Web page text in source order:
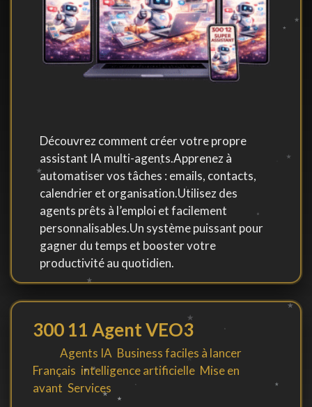
Découvrez comment créer votre propre
assistant IA multi-agents.Apprenez à
automatiser vos tâches : emails, contacts,
calendrier et organisation.Utilisez des
agents prêts à l’emploi et facilement
personnalisables.Un système puissant pour
gagner du temps et booster votre
productivité au quotidien.
300 11 Agent VEO3
Agents IA Business faciles à lancer,
Français intelligence artificielle Mise en
avant Services